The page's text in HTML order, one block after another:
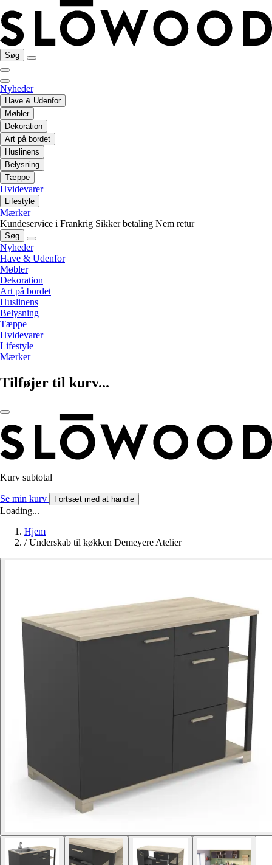
Søg
Nyheder
Have & Udenfor
Møbler
Dekoration
Art på bordet
Huslinens
Belysning
Tæppe
Hvidevarer
Lifestyle
Mærker
Kundeservice i Frankrig Sikker betaling Nem retur
Søg
Nyheder
Have & Udenfor
Møbler
Dekoration
Art på bordet
Huslinens
Belysning
Tæppe
Hvidevarer
Lifestyle
Mærker
Tilføjer til kurv...
Kurv subtotal
Se min kurv Fortsæt med at handle
Loading...
Hjem
/ Underskab til køkken Demeyere Atelier